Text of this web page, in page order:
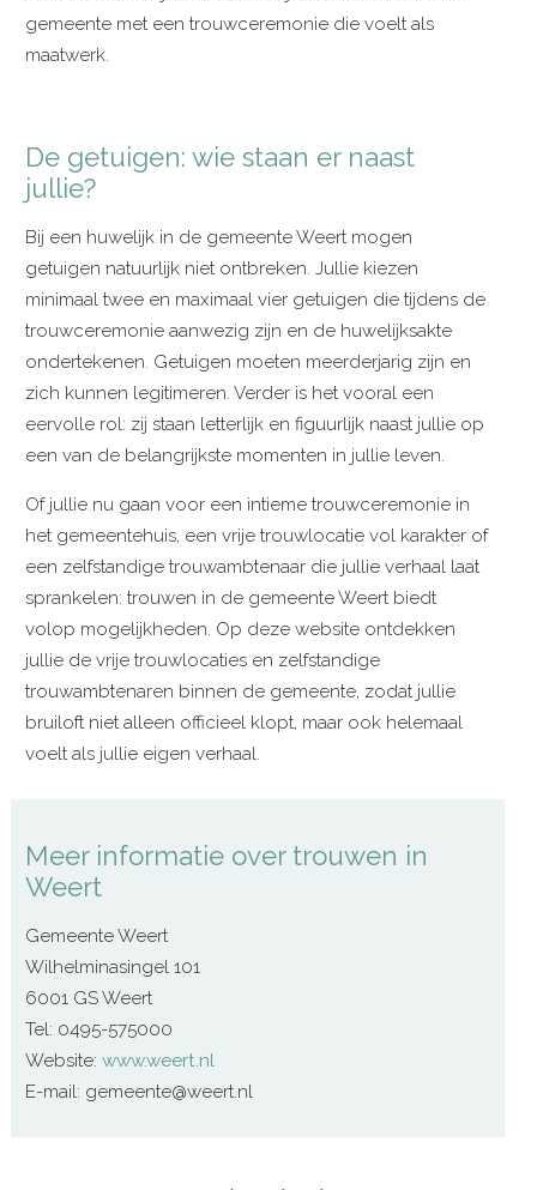
gemeente met een trouwceremonie die voelt als
maatwerk.
De getuigen: wie staan er naast
jullie?
Bij een huwelijk in de gemeente Weert mogen
getuigen natuurlijk niet ontbreken. Jullie kiezen
minimaal twee en maximaal vier getuigen die tijdens de
trouwceremonie aanwezig zijn en de huwelijksakte
ondertekenen. Getuigen moeten meerderjarig zijn en
zich kunnen legitimeren. Verder is het vooral een
eervolle rol: zij staan letterlijk en figuurlijk naast jullie op
een van de belangrijkste momenten in jullie leven.
Of jullie nu gaan voor een intieme trouwceremonie in
het gemeentehuis, een vrije trouwlocatie vol karakter of
een zelfstandige trouwambtenaar die jullie verhaal laat
sprankelen: trouwen in de gemeente Weert biedt
volop mogelijkheden. Op deze website ontdekken
jullie de vrije trouwlocaties en zelfstandige
trouwambtenaren binnen de gemeente, zodat jullie
bruiloft niet alleen officieel klopt, maar ook helemaal
voelt als jullie eigen verhaal.
Meer informatie over trouwen in
Weert
Gemeente Weert
Wilhelminasingel 101
6001 GS Weert
Tel: 0495-575000
Website:www.weert.nl
E-mail: gemeente@weert.nl